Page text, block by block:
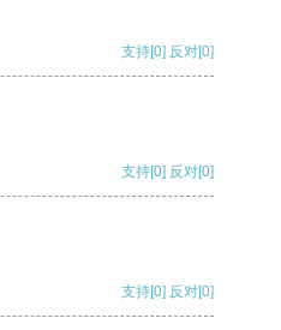
支持[0] 反对[0]
支持[0] 反对[0]
支持[0] 反对[0]